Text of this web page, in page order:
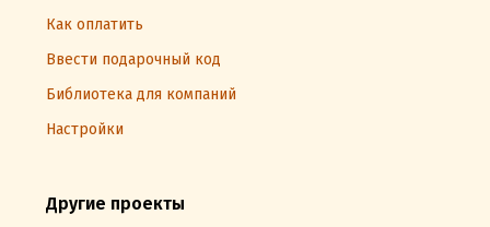
Как оплатить
Ввести подарочный код
Библиотека для компаний
Настройки
Другие проекты